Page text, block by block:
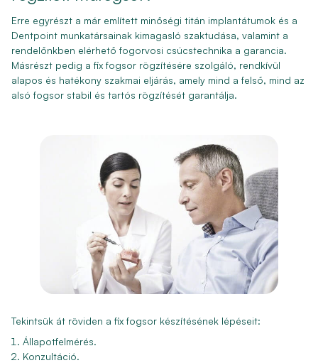
Erre egyrészt a már említett minőségi titán implantátumok és a
Dentpoint munkatársainak kimagasló szaktudása, valamint a
rendelőnkben elérhető fogorvosi csúcstechnika a garancia.
Másrészt pedig a fix fogsor rögzítésére szolgáló, rendkívül
alapos és hatékony szakmai eljárás, amely mind a felső, mind az
alsó fogsor stabil és tartós rögzítését garantálja.
Tekintsük át röviden a fix fogsor készítésének lépéseit:
Állapotfelmérés.
Konzultáció.